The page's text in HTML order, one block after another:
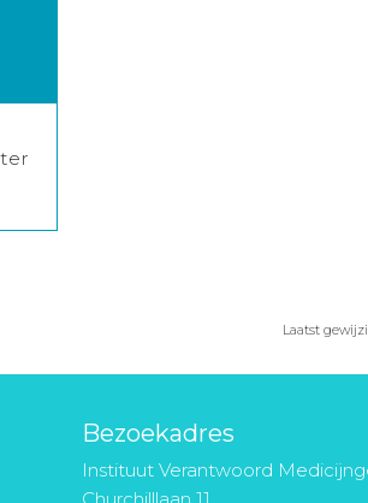
Laatst
Bezoekadres
Instituut Verantwoord